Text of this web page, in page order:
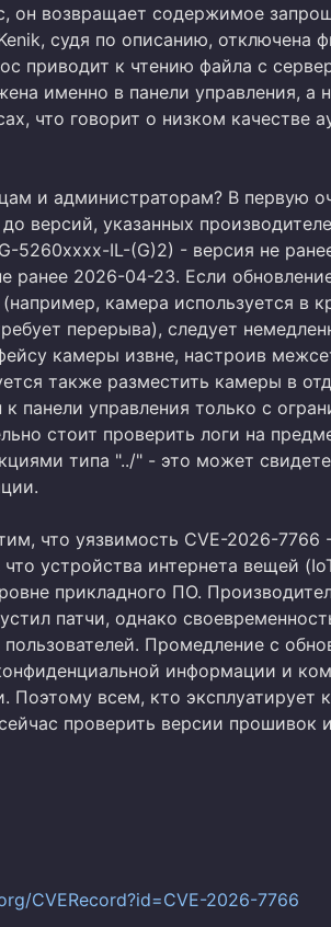
он возвращает содержимое
судя по описанию, отключена
приводит к чтению файла с
именно в панели управления, а
что говорит о низком качестве
и администраторам? В первую
версий, указанных
5260xxxx-IL-(G)2) - версия не
ранее 2026-04-23. Если
камера используется в
перерыва), следует
камеры извне, настроив
также разместить камеры в
панели управления только с
стоит проверить логи на
типа "../" - это может
что уязвимость CVE-2026-7766
устройства интернета вещей
прикладного ПО.
патчи, однако
пользователей. Промедление с
информации и
Поэтому всем, кто эксплуатирует
проверить версии прошивок
CVERecord?id=CVE-2026-7766